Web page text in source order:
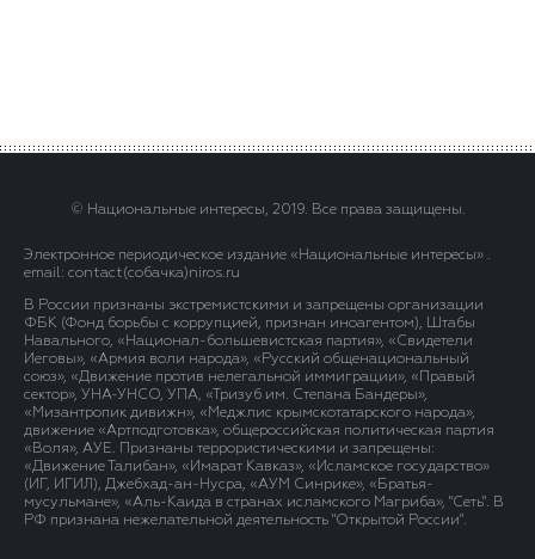
© Национальные интересы, 2019. Все права защищены.
Электронное периодическое издание «Национальные интересы» .
email: contact(сoбaчка)niros.ru
В России признаны экстремистскими и запрещены организации
ФБК (Фонд борьбы с коррупцией, признан иноагентом), Штабы
Навального, «Национал-большевистская партия», «Свидетели
Иеговы», «Армия воли народа», «Русский общенациональный
союз», «Движение против нелегальной иммиграции», «Правый
сектор», УНА-УНСО, УПА, «Тризуб им. Степана Бандеры»,
«Мизантропик дивижн», «Меджлис крымскотатарского народа»,
движение «Артподготовка», общероссийская политическая партия
«Воля», АУЕ. Признаны террористическими и запрещены:
«Движение Талибан», «Имарат Кавказ», «Исламское государство»
(ИГ, ИГИЛ), Джебхад-ан-Нусра, «АУМ Синрике», «Братья-
мусульмане», «Аль-Каида в странах исламского Магриба», "Сеть". В
РФ признана нежелательной деятельность "Открытой России".